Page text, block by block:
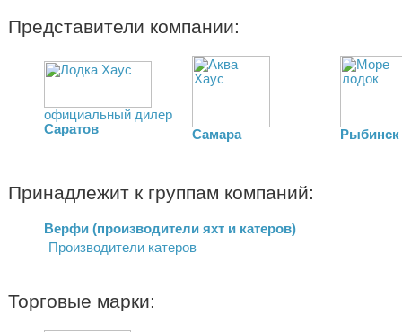
Представители компании:
официальный дилер
Саратов
Самара Рыбинск
Принадлежит к группам компаний:
Верфи (производители яхт и катеров)
Производители катеров
Торговые марки: